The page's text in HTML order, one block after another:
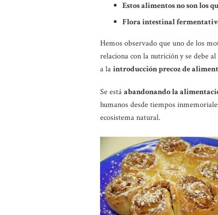
Estos alimentos no son los
Flora intestinal
Hemos observado que uno de los
relaciona con la nutricióny se debe al
a laintroducción precoz de
Se estáabandonando la
humanos desde tiempos
ecosistema natural.